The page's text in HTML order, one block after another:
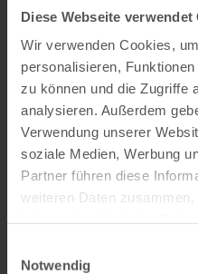
Diese Webseite verwendet
Wir verwenden Cookies,
personalisieren,
zu können und die Zugriffe
analysieren. Außerdem
Verwendung unserer
soziale Medien, Werbung
Partner führen diese
weiteren Daten
Notwendig